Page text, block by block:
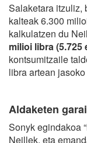
Salaketara itzuliz,
kalteak 6.300
kalkulatzen du
milioi libra
kontsumitzaile
libra artean
Aldaketen
Sonyk egindakoa
Neillek, eta